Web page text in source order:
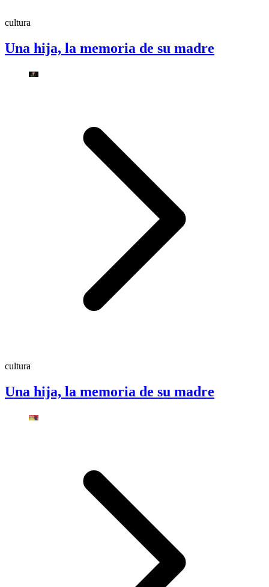
cultura
Una hija, la memoria de su madre
cultura
Una hija, la memoria de su madre